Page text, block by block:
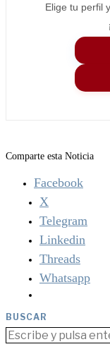
Elige tu perfil
Comparte esta Noticia
Facebook
X
Telegram
Linkedin
Threads
Whatsapp
BUSCAR